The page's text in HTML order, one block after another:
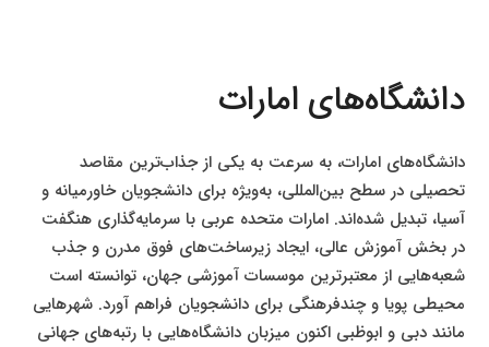
دانشگاه‌های امارات
دانشگاه‌های امارات، به سرعت به یکی از جذاب‌ترین مقاصد
تحصیلی در سطح بین‌المللی، به‌ویژه برای دانشجویان خاورمیانه و
آسیا، تبدیل شده‌اند. امارات متحده عربی با سرمایه‌گذاری هنگفت
در بخش آموزش عالی، ایجاد زیرساخت‌های فوق مدرن و جذب
شعبه‌هایی از معتبرترین موسسات آموزشی جهان، توانسته است
محیطی پویا و چندفرهنگی برای دانشجویان فراهم آورد. شهرهایی
مانند دبی و ابوظبی اکنون میزبان دانشگاه‌هایی با رتبه‌های جهانی